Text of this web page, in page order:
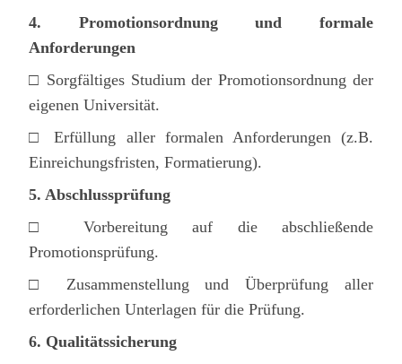
4. Promotionsordnung und formale
Anforderungen
□ Sorgfältiges Studium der Promotionsordnung der
eigenen Universität.
□ Erfüllung aller formalen Anforderungen (z.B.
Einreichungsfristen, Formatierung).
5. Abschlussprüfung
□ Vorbereitung auf die abschließende
Promotionsprüfung.
□ Zusammenstellung und Überprüfung aller
erforderlichen Unterlagen für die Prüfung.
6. Qualitätssicherung